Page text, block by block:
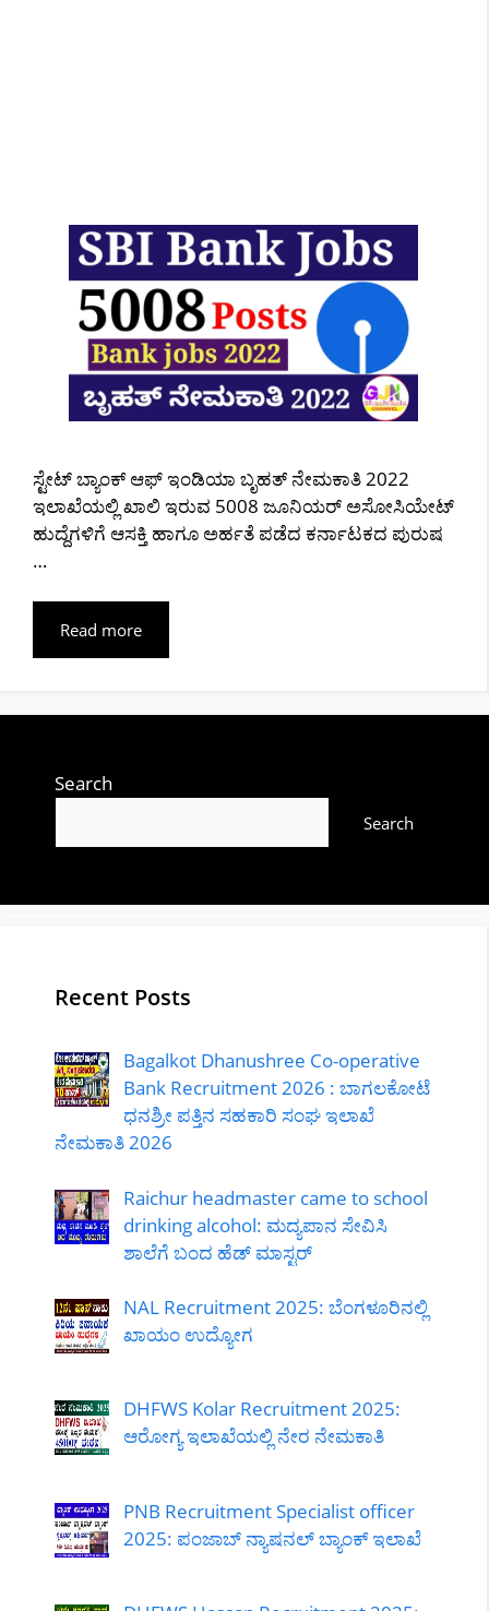
ಸ್ಟೇಟ್ ಬ್ಯಾಂಕ್ ಆಫ್ ಇಂಡಿಯಾ ಬೃಹತ್ ನೇಮಕಾತಿ 2022
ಇಲಾಖೆಯಲ್ಲಿ ಖಾಲಿ ಇರುವ 5008 ಜೂನಿಯರ್ ಅಸೋಸಿಯೇಟ್
ಹುದ್ದೆಗಳಿಗೆ ಆಸಕ್ತಿ ಹಾಗೂ ಅರ್ಹತೆ ಪಡೆದ ಕರ್ನಾಟಕದ ಪುರುಷ
…
Read more
Search
Search
Recent Posts
Bagalkot Dhanushree Co-operative
Bank Recruitment 2026 : ಬಾಗಲಕೋಟೆ
ಧನಶ್ರೀ ಪತ್ತಿನ ಸಹಕಾರಿ ಸಂಘ ಇಲಾಖೆ
ನೇಮಕಾತಿ 2026
Raichur headmaster came to school
drinking alcohol: ಮದ್ಯಪಾನ ಸೇವಿಸಿ
ಶಾಲೆಗೆ ಬಂದ ಹೆಡ್ ಮಾಸ್ಟರ್
NAL Recruitment 2025: ಬೆಂಗಳೂರಿನಲ್ಲಿ
ಖಾಯಂ ಉದ್ಯೋಗ
DHFWS Kolar Recruitment 2025:
ಆರೋಗ್ಯ ಇಲಾಖೆಯಲ್ಲಿ ನೇರ ನೇಮಕಾತಿ
PNB Recruitment Specialist officer
2025: ಪಂಜಾಬ್ ನ್ಯಾಷನಲ್ ಬ್ಯಾಂಕ್ ಇಲಾಖೆ